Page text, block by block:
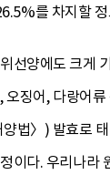
를 차지할
선양에도 크게
징어, 다랑어
법〉) 발효로
이다. 우리나